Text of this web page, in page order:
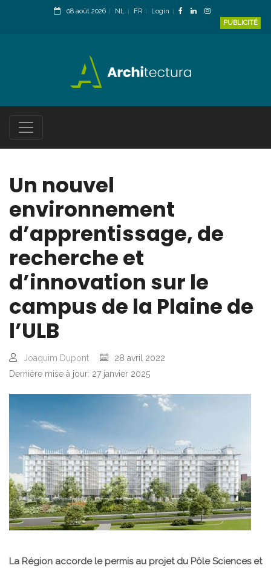
08 août 2026 NL FR
Login
PUBLICITÉ
Un nouvel
environnement
d’apprentissage, de
recherche et
d’innovation sur le
campus de la Plaine de
l’ULB
Joaquim Dupont
28 avril 2022
Dernière mise à jour: 27 janvier 2025
La Région accorde le permis au projet du Pôle Sciences et